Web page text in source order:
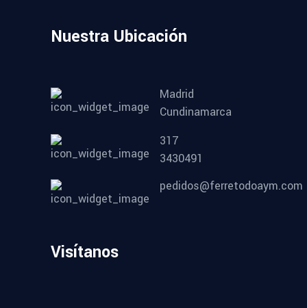
Nuestra Ubicación
Madrid
Cundinamarca
317
3430491
pedidos@ferretodoaym.com
Visítanos